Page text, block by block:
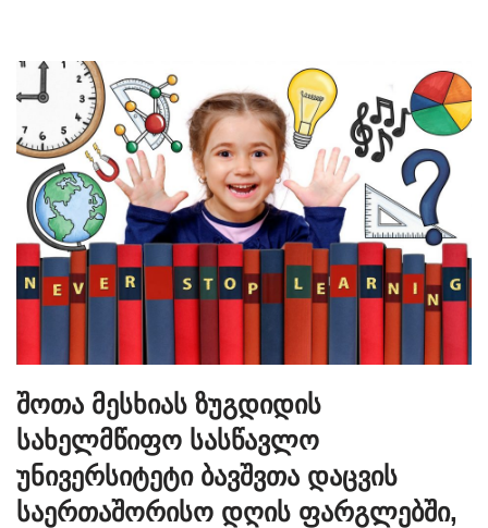
შოთა მესხიას ზუგდიდის
სახელმწიფო სასწავლო
უნივერსიტეტი ბავშვთა დაცვის
საერთაშორისო დღის ფარგლებში,